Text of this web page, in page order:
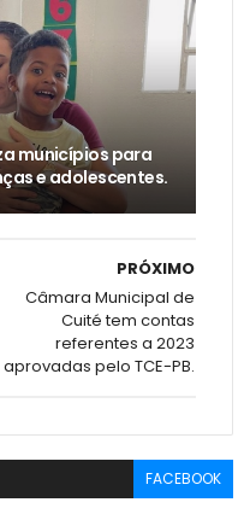
municípios para
e adolescentes.
PRÓXIMO
Câmara Municipal de
Cuité tem contas
referentes a 2023
aprovadas pelo TCE-PB.
FACEBOOK